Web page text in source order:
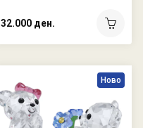
32.000 ден.
Ново